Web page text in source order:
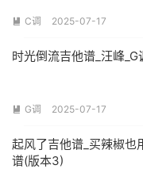
 C调 2025-07-17
时光倒流吉他谱_汪峰
 G调 2025-07-17
起风了吉他谱_买辣椒也
谱(版本3)